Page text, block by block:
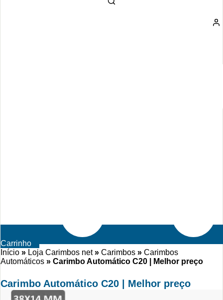
Carrinho
Início » Loja Carimbos net» Carimbos » Carimbos
Automáticos » Carimbo Automático C20 | Melhor preço
Carimbo Automático C20 | Melhor preço